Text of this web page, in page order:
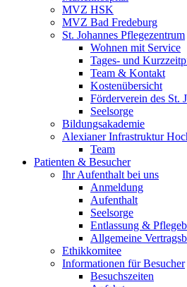
MVZ HSK
MVZ Bad Fredeburg
St. Johannes Pflegezentrum
Wohnen mit Service
Tages- und
Team & Kontakt
Kostenübersicht
Förderverein des St.
Seelsorge
Bildungsakademie
Alexianer Infrastruktur
Team
Patienten & Besucher
Ihr Aufenthalt bei uns
Anmeldung
Aufenthalt
Seelsorge
Entlassung &
Allgemeine
Ethikkomitee
Informationen für Besucher
Besuchszeiten